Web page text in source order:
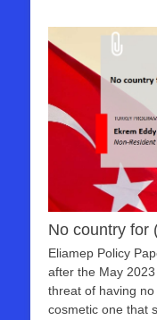
No country for
Eliamep Policy
after the May
threat of having
cosmetic one that